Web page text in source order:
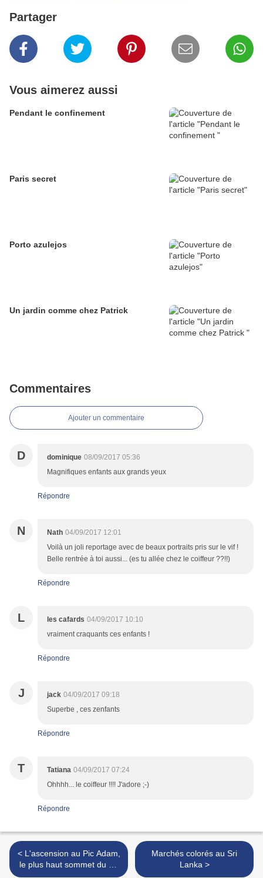
Partager
Vous aimerez aussi
Pendant le confinement
Paris secret
Porto azulejos
Un jardin comme chez Patrick
Commentaires
Ajouter un commentaire
D dominique 08/09/2017 05:36
Magnifiques enfants aux grands yeux
Répondre
N Nath 04/09/2017 12:01
Voilà un joli reportage avec de beaux portraits pris sur le vif !
Belle rentrée à toi aussi... (es tu allée chez le coiffeur ??!!)
Répondre
L les cafards 04/09/2017 10:10
vraiment craquants ces enfants !
Répondre
J jack 04/09/2017 09:18
Superbe , ces zenfants
Répondre
T Tatiana 04/09/2017 07:24
Ohhhh... le coiffeur !!!! J'adore ;-)
Répondre
< L'ascension au Pic Adam,
le plus haut sommet du Sri
Lanka
Marchés colorés au Sri
Lanka >